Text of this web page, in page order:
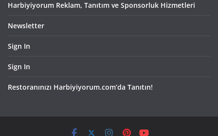
Harbiyiyorum Reklam, Tanıtım ve Sponsorluk Hizmetleri
Newsletter
Sign In
Sign In
Restoranınızı Harbiyiyorum.com’da Tanıtın!